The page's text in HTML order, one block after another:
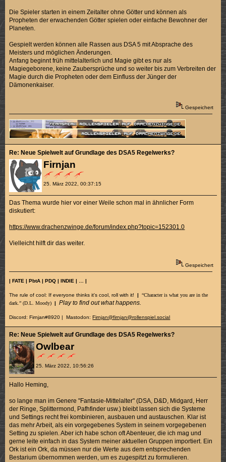
Die Spieler starten in einem Zeitalter ohne Götter und können als
Propheten der erwachenden Götter spielen oder einfache Bewohner der
Planeten.
Gespielt werden können alle Rassen aus DSA 5 mit Absprache des
Meisters und möglichen Änderungen.
Anfang beginnt früh mittelalterlich und Magie gibt es nur als
Magiegeborene, keine Zaubersprüche und so weiter bis zum Verbreiten der
Magie durch die Propheten oder dem Einfluss der Jünger der
Dämonenkaiser.
Gespeichert
Firnjan
25. März 2022, 00:37:15
Re: Neue Spielwelt auf Grundlage des DSA5 Regelwerks?
Das Thema wurde hier vor einer Weile schon mal in ähnlicher Form
diskutiert:
https://www.drachenzwinge.de/forum/index.php?topic=152301.0
Vielleicht hilft dir das weiter.
Gespeichert
| FATE | PbtA | PDQ | INDIE | … |
The rule of cool: If everyone thinks it's cool, roll with it!|
“Character is what you are in the
dark.” (D.L. Moody) | Play to find out what happens.
Discord: Firnjan#8920 | Mastodon:Firnjan@firnjan@rollenspiel.social
Owlbear
25. März 2022, 10:56:26
Re: Neue Spielwelt auf Grundlage des DSA5 Regelwerks?
Hallo Heming,
so lange man im Genere "Fantasie-Mittelalter" (DSA, D&D, Midgard, Herr
der Ringe, Splittermond, Pafhfinder usw.) bleibt lassen sich die Systeme
und Settings recht frei kombinieren, ausbauen und austauschen. Klar ist
das mehr Arbeit, als ein vorgegebenes System in seinem vorgegebenen
Setting zu spielen. Aber ich habe schon oft Abenteuer, die ich mag und
gerne leite einfach in das System meiner aktuellen Gruppen importiert. Ein
Ork ist ein Ork, da müssen nur die Werte aus dem entsprechenden
Bestarium übernommen werden, um es zugespitzt zu formulieren.